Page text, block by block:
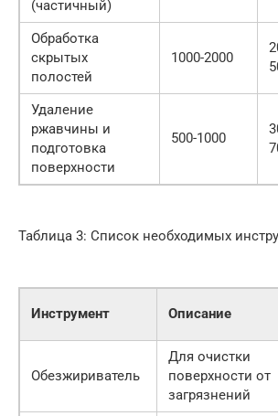
(частичный)
Обработка
скрытых
полостей
1000-2000
Удаление
ржавчины и
подготовка
поверхности
500-1000
Таблица 3: Список необходимых
Инструмент Описание
Обезжириватель
Для очистки
поверхности от
загрязнений